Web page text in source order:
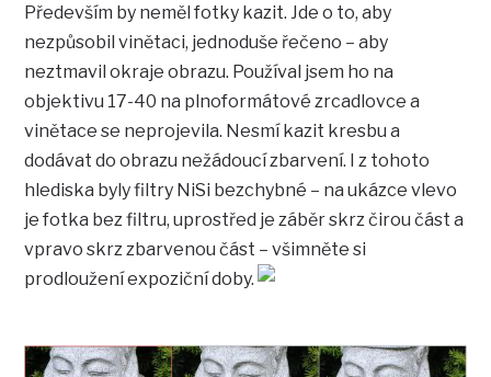
Především by neměl fotky kazit. Jde o to, aby
nezpůsobil vinětaci, jednoduše řečeno – aby
neztmavil okraje obrazu. Používal jsem ho na
objektivu 17-40 na plnoformátové zrcadlovce a
vinětace se neprojevila. Nesmí kazit kresbu a
dodávat do obrazu nežádoucí zbarvení. I z tohoto
hlediska byly filtry NiSi bezchybné – na ukázce vlevo
je fotka bez filtru, uprostřed je záběr skrz čirou část a
vpravo skrz zbarvenou část – všimněte si
prodloužení expoziční doby.